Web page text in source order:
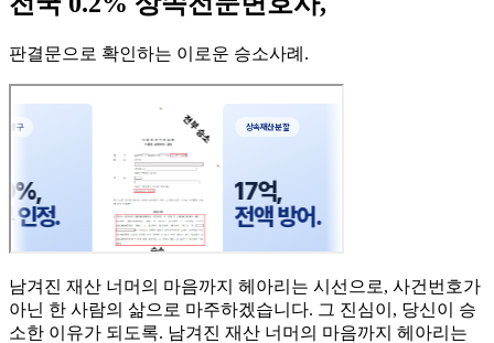
판결문으로 확인하는 이로운 승소사례 .
남겨진 재산 너머의 마음까지 헤아리는 시선으로, 사건번호가
아닌 한 사람의 삶으로 마주하겠습니다. 그 진심이, 당신이 승
소한 이유가 되도록. 남겨진 재산 너머의 마음까지 헤아리는